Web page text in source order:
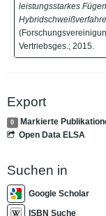
leistungsstarkes
Vertriebsges.; 2015.
Export
0
Markierte
Open Data ELSA
Suchen in
Google Scholar
ISBN Suche